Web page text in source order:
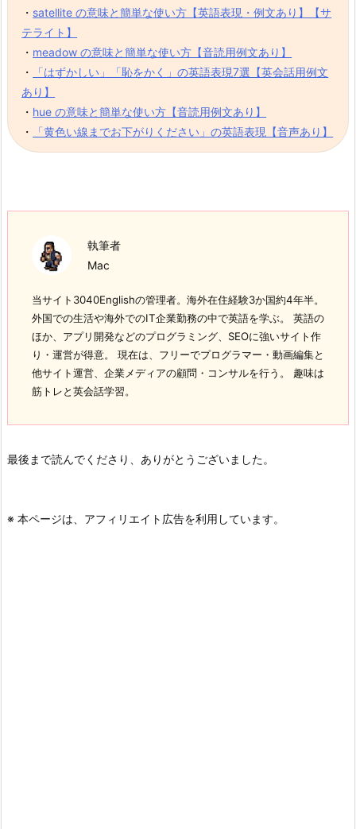
・ satellite の意味と簡単な使い方【英語表現・例文あり】【サ
テライト】
・ meadow の意味と簡単な使い方【音読用例文あり】
・
「はずかしい」「恥をかく」の英語表現7選【英会話用例文
あり】
・ hue の意味と簡単な使い方【音読用例文あり】
・
「黄色い線までお下がりください」の英語表現【音声あり】
執筆者
Mac
当サイト3040Englishの管理者。海外在住経験3か国約4年半。
外国での生活や海外でのIT企業勤務の中で英語を学ぶ。 英語の
ほか、アプリ開発などのプログラミング、SEOに強いサイト作
り・運営が得意。 現在は、フリーでプログラマー・動画編集と
他サイト運営、企業メディアの顧問・コンサルを行う。 趣味は
筋トレと英会話学習。
最後まで読んでくださり、ありがとうございました。
※ 本ページは、アフィリエイト広告を利用しています。